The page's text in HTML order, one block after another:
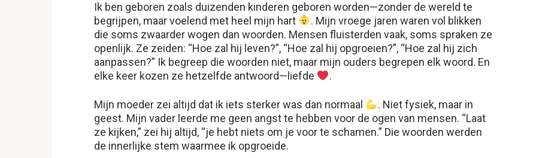
Ik ben geboren zoals duizenden kinderen geboren worden—zonder de wereld te
begrijpen, maar voelend met heel mijn hart
. Mijn vroege jaren waren vol blikken
die soms zwaarder wogen dan woorden. Mensen fluisterden vaak, soms spraken ze
openlijk. Ze zeiden: “Hoe zal hij leven?”, “Hoe zal hij opgroeien?”, “Hoe zal hij zich
aanpassen?” Ik begreep die woorden niet, maar mijn ouders begrepen elk woord. En
elke keer kozen ze hetzelfde antwoord—liefde
.
Mijn moeder zei altijd dat ik iets sterker was dan normaal
. Niet fysiek, maar in
geest. Mijn vader leerde me geen angst te hebben voor de ogen van mensen. “Laat
ze kijken,” zei hij altijd, “je hebt niets om je voor te schamen.” Die woorden werden
de innerlijke stem waarmee ik opgroeide.